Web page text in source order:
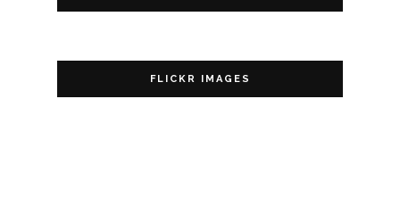
FLICKR IMAGES